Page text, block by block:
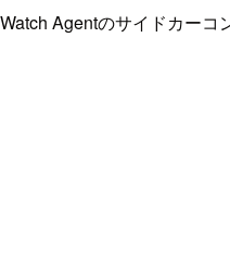
Agentのサイドカーコ